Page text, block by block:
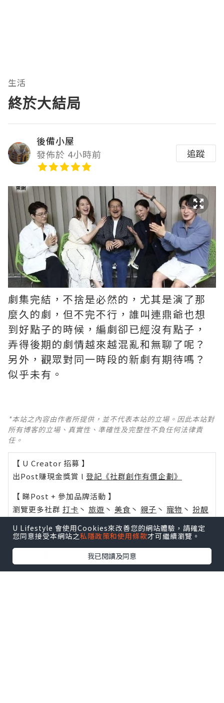
生活
終於大結局
後備小屋
發佈於 4小時前
追蹤
劇集完結，不捨是必然的，尤其是演了那
麼久的劇，但不完不行，誰叫連鼎爺也想
到好點子的時候，編劇卻已經沒有點子，
弄得後期的劇情越來越混亂和無聊了呢？ ​​​
另外，觀眾對同一時段的新劇有期待嗎？
似乎未有。
*本站之內容由作者所提供，並不代表本站的立場。因此本站對
所有博客的立場、真實性、準確性及完整性不負任何法律責
任。
【 U Creator 招募 】
出Post賺現金獎賞 l 登記《社群創作有價企劃》
【 睇Post + 參加品牌活動 】
瀏覽更多社群 打卡 丶 旅遊 丶 美食 丶 親子 丶 寵物 丶 扮靚
活動情報
U Blog開咗WhatsApp啦！發掘更多吃喝玩樂資訊！
U Lifestyle 會使用Cookies來改善您的網站體驗，請確定
您同意接受本網站之私隱政策和使用條款才可繼續瀏覽。
我已閱讀及同意